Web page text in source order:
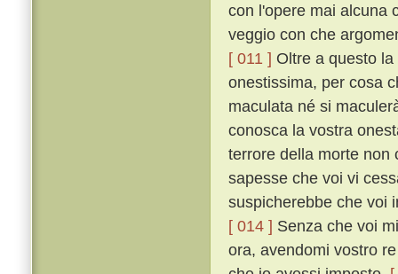
con l'opere mai alcuna
veggio con che
[ 011 ] Oltre a questo
onestissima, per cosa
maculata né si
conosca la vostra
terrore della morte
sapesse che voi vi
suspicherebbe che voi
[ 014 ] Senza che voi
ora, avendomi vostro